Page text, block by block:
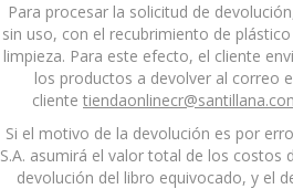
Para procesar la solicitud de
sin uso, con el recubrimiento de
limpieza. Para este efecto, el cliente
los productos a devolver al correo
cliente
Si el motivo de la devolución es por
S.A. asumirá el valor total de los costos
devolución del libro equivocado, y el